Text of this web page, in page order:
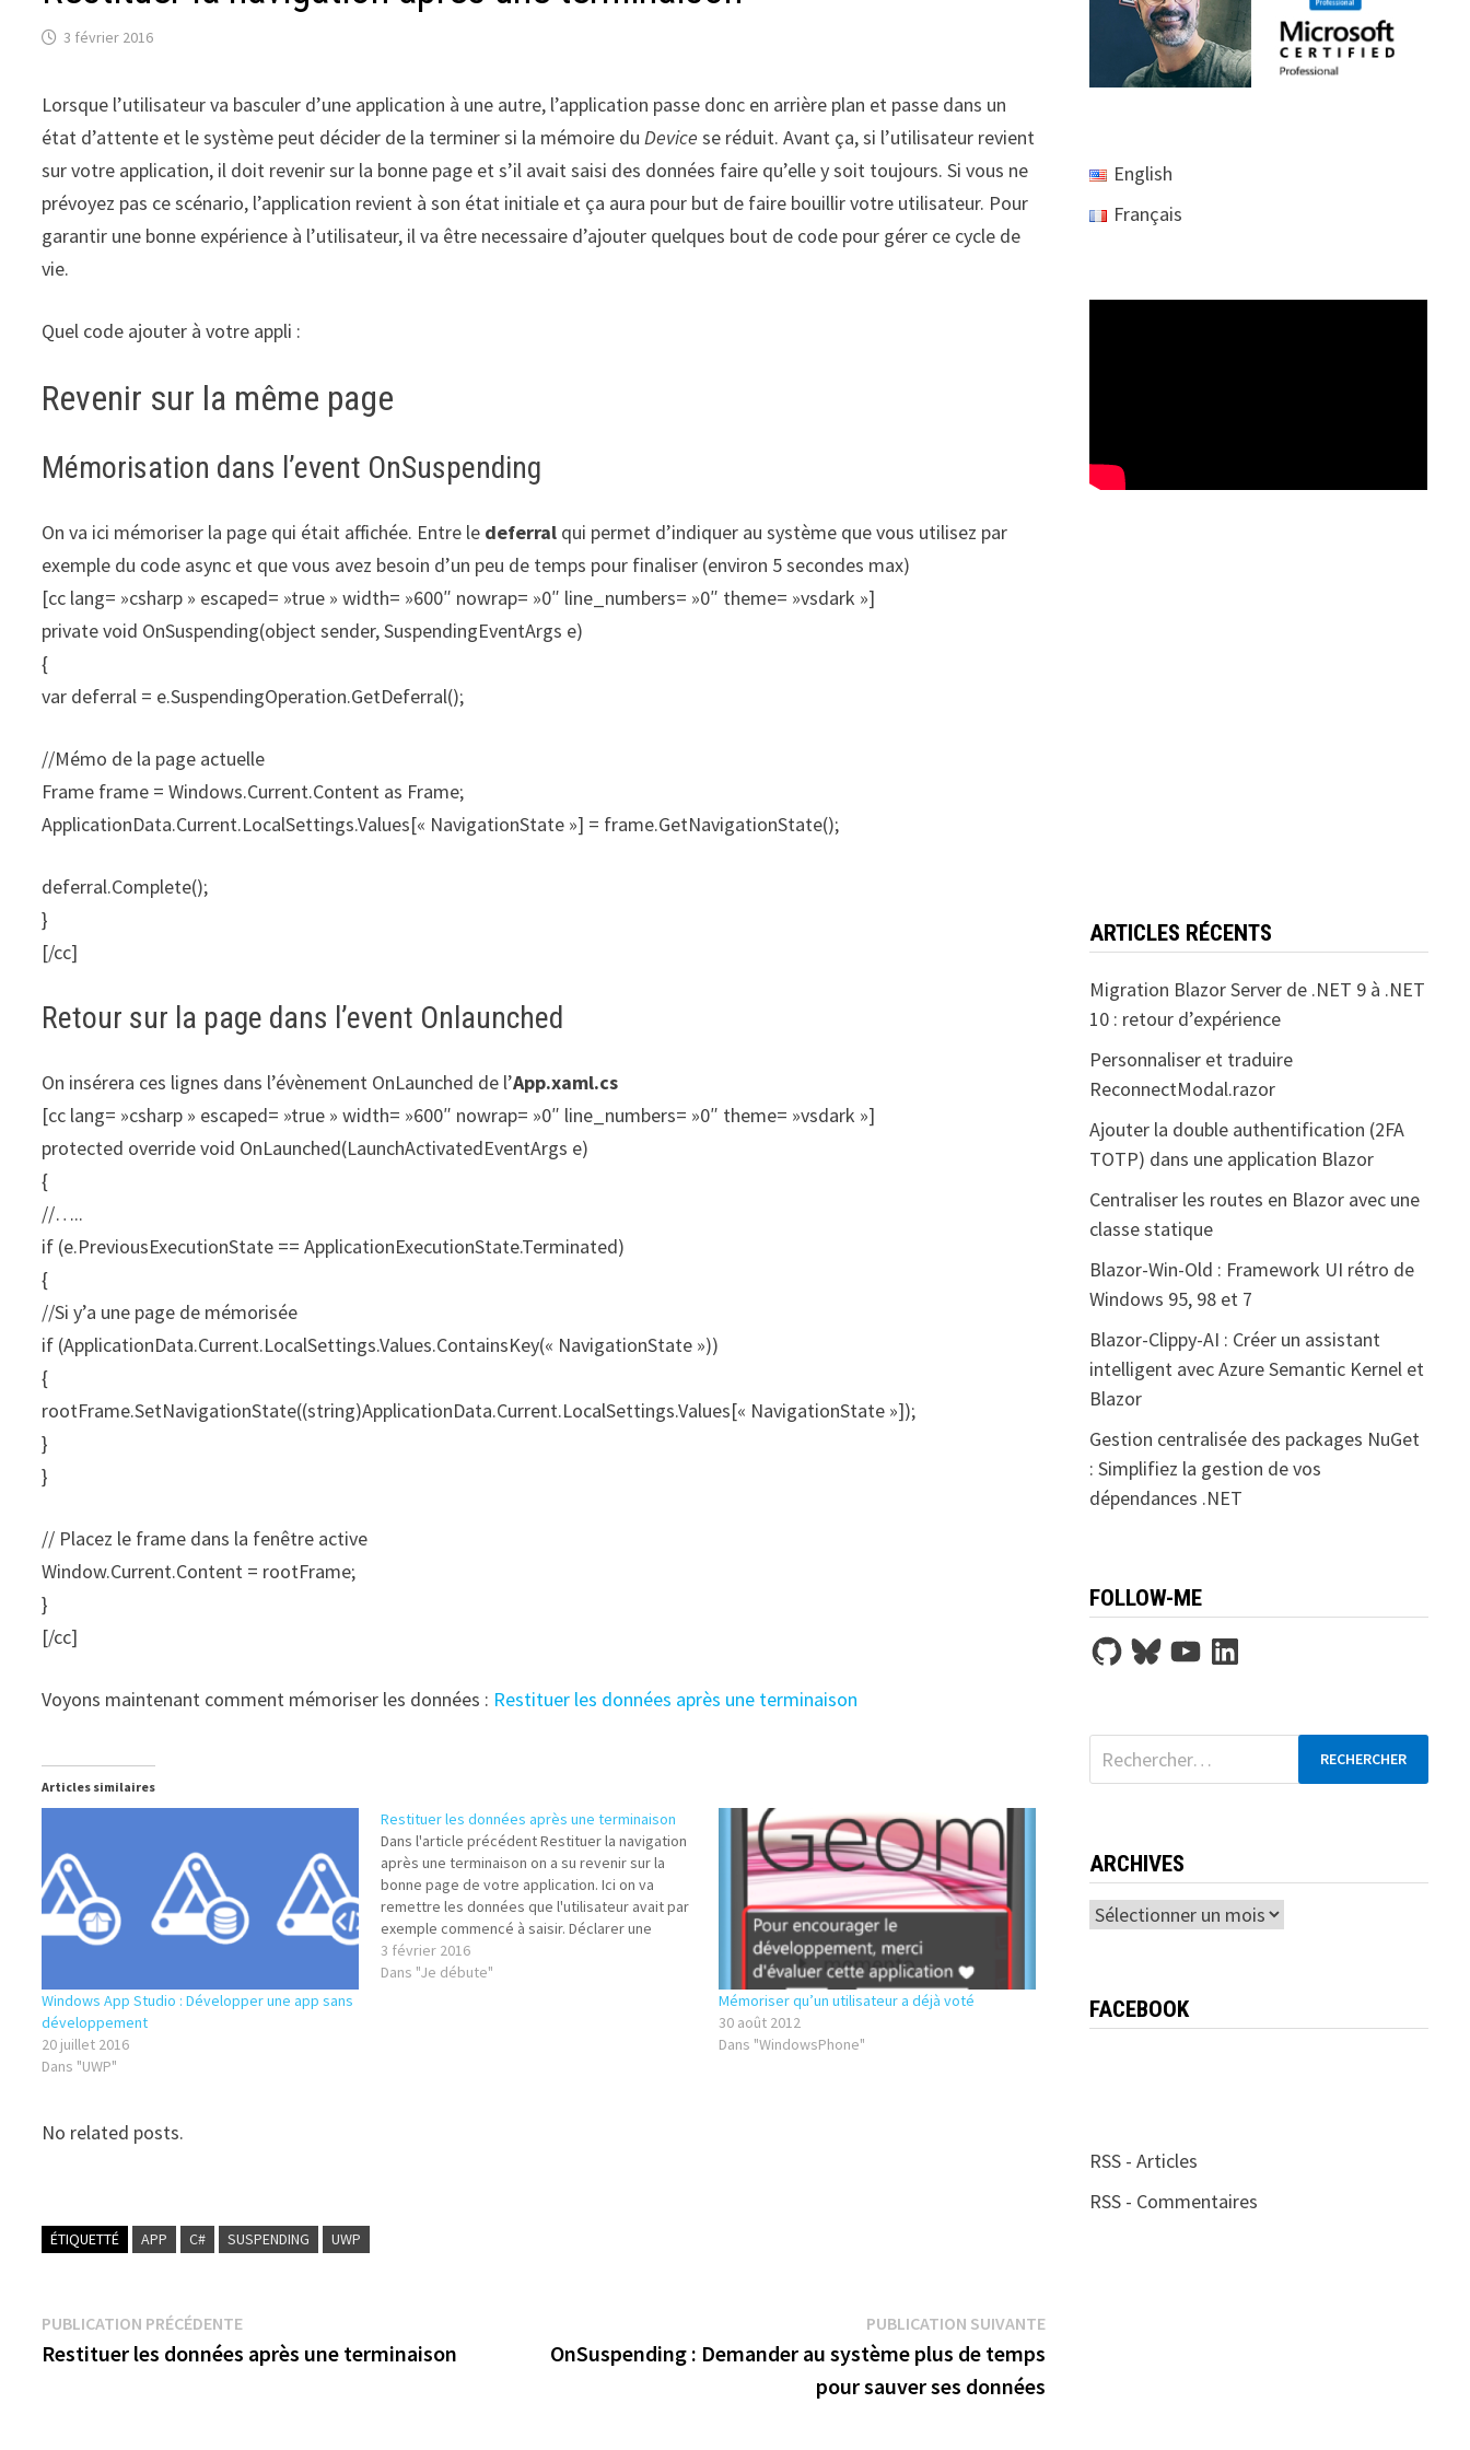
3 février 2016
Lorsque l’utilisateur va basculer d’une application à une autre, l’application passe donc en arrière plan et passe dans un
état d’attente et le système peut décider de la terminer si la mémoire duDevice se réduit. Avant ça, si l’utilisateur revient
sur votre application, il doit revenir sur la bonne page et s’il avait saisi des données faire qu’elle y soit toujours. Si vous ne
prévoyez pas ce scénario, l’application revient à son état initiale et ça aura pour but de faire bouillir votre utilisateur. Pour
garantir une bonne expérience à l’utilisateur, il va être necessaire d’ajouter quelques bout de code pour gérer ce cycle de
vie.
Quel code ajouter à votre appli :
Revenir sur la même page
Mémorisation dans l’event OnSuspending
On va ici mémoriser la page qui était affichée. Entre le deferral qui permet d’indiquer au système que vous utilisez par
exemple du code async et que vous avez besoin d’un peu de temps pour finaliser (environ 5 secondes max)
[cc lang= »csharp » escaped= »true » width= »600″ nowrap= »0″ line_numbers= »0″ theme= »vsdark »]
private void OnSuspending(object sender, SuspendingEventArgs e)
{
var deferral = e.SuspendingOperation.GetDeferral();
//Mémo de la page actuelle
Frame frame = Windows.Current.Content as Frame;
ApplicationData.Current.LocalSettings.Values[« NavigationState »] = frame.GetNavigationState();
deferral.Complete();
}
[/cc]
Retour sur la page dans l’event Onlaunched
On insérera ces lignes dans l’évènement OnLaunched de l’App.xaml.cs
[cc lang= »csharp » escaped= »true » width= »600″ nowrap= »0″ line_numbers= »0″ theme= »vsdark »]
protected override void OnLaunched(LaunchActivatedEventArgs e)
{
//…..
if (e.PreviousExecutionState == ApplicationExecutionState.Terminated)
{
//Si y’a une page de mémorisée
if (ApplicationData.Current.LocalSettings.Values.ContainsKey(« NavigationState »))
{
rootFrame.SetNavigationState((string)ApplicationData.Current.LocalSettings.Values[« NavigationState »]);
}
}
// Placez le frame dans la fenêtre active
Window.Current.Content = rootFrame;
}
[/cc]
Voyons maintenant comment mémoriser les données : Restituer les données après une terminaison
Articles similaires
Windows App Studio : Développer une app sans
développement
20 juillet 2016
Dans "UWP"
Restituer les données après une terminaison
Dans l'article précédent Restituer la navigation
après une terminaison on a su revenir sur la
bonne page de votre application. Ici on va
remettre les données que l'utilisateur avait par
exemple commencé à saisir. Déclarer une
variable static IsSuspending dans l'App.xaml.cs
et la passer à TRUE dans l'évènement
3 février 2016
Dans "Je débute"
Mémoriser qu’un utilisateur a déjà voté
30 août 2012
Dans "WindowsPhone"
No related posts.
ÉTIQUETTÉ APP C# SUSPENDING UWP
Navigation
de
PUBLICATION PRÉCÉDENTEPublication
précédente :
Restituer les données après une terminaison
PUBLICATION SUIVANTEPublication
OnSuspending : Demander au système plus de temps
pour sauver ses données
English
Français
ARTICLES RÉCENTS
Migration Blazor Server de .NET 9 à .NET
10 : retour d’expérience
Personnaliser et traduire
ReconnectModal.razor
Ajouter la double authentification (2FA
TOTP) dans une application Blazor
Centraliser les routes en Blazor avec une
classe statique
Blazor-Win-Old : Framework UI rétro de
Windows 95, 98 et 7
Blazor-Clippy-AI : Créer un assistant
intelligent avec Azure Semantic Kernel et
Blazor
Gestion centralisée des packages NuGet
: Simplifiez la gestion de vos
dépendances .NET
FOLLOW-ME
GitHubBlueskyYouTubeLinkedIn
Rechercher :
ARCHIVES
Archives
FACEBOOK
RSS - Articles
RSS - Commentaires